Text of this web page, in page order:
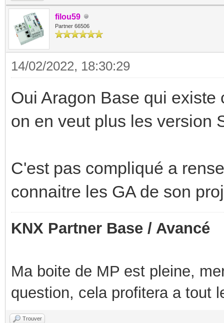
filou59
Partner 66506
14/02/2022, 18:30:29
Oui Aragon Base qui
on en veut plus les version
C'est pas compliqué a
connaitre les GA de son
KNX Partner Base / Avancé
Ma boite de MP est pleine,
question, cela profitera a tout
Trouver